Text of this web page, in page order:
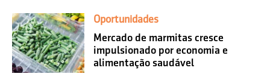
Oportunidades
Mercado de marmitas cresce
impulsionado por economia e
alimentação saudável